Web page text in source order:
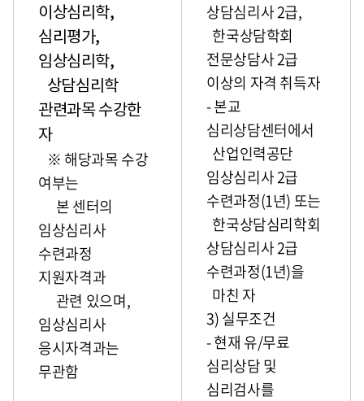
이상심리학,
심리평가,
임상심리학,
상담심리학
관련과목 수강한
자
※ 해당과목 수강
여부는
본 센터의
임상심리사
수련과정
지원자격과
관련 있으며,
임상심리사
응시자격과는
무관함
상담심리사 2급,
한국상담학회
전문상담사 2급
이상의 자격 취득자
- 본교
심리상담센터에서
산업인력공단
임상심리사 2급
수련과정(1년) 또는
한국상담심리학회
상담심리사 2급
수련과정(1년)을
마친 자
3) 실무조건
- 현재 유/무료
심리상담 및
심리검사를